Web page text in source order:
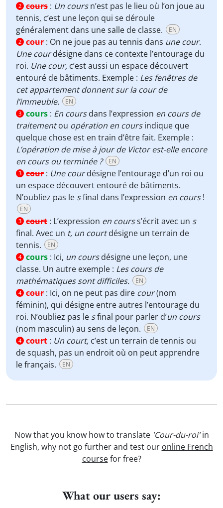
2 cours : Un coursn’est pas le lieu où l’on joue au
tennis, c’est une leçon qui se déroule
généralement dans une salle de classe.
EN
2 cour : On ne joue pas au tennis dans une cour.
Une courdésigne dans ce contexte l’entourage du
roi. Une cour, c’est aussi un espace découvert
entouré de bâtiments. Exemple : Les fenêtres de
cet appartement donnent sur la cour de
l’immeuble.
EN
3 cours : En coursdans l’expression en cours de
traitementou opération en coursindique que
quelque chose est en train d’être fait. Exemple :
L’opération de mise à jour de Victor est-elle encore
en cours ou terminée ?
EN
3 cour : Une courdésigne l’entourage d’un roi ou
un espace découvert entouré de bâtiments.
N’oubliez pas le sfinal dans l’expression en cours!
EN
3 court : L’expression en courss’écrit avec un s
final. Avec un t, un courtdésigne un terrain de
tennis.
EN
4 cours : Ici, un coursdésigne une leçon, une
classe. Un autre exemple : Les cours de
mathématiques sont difficiles.
EN
4 cour : Ici, on ne peut pas dire cour(nom
féminin), qui désigne entre autres l’entourage du
roi. N’oubliez pas le sfinal pour parler d’un cours
(nom masculin) au sens de leçon.
EN
4 court : Un court, c’est un terrain de tennis ou
de squash, pas un endroit où on peut apprendre
le français.
EN
Now that you know how to translate 'Cour-du-roi'in
English, why not go further and test our online French
coursefor free?
What our users say: